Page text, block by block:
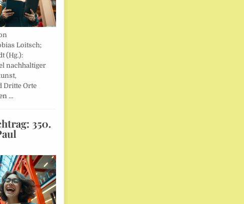
Loitsch;
(Hg.):
nachhaltiger
Dritte Orte
…
350.